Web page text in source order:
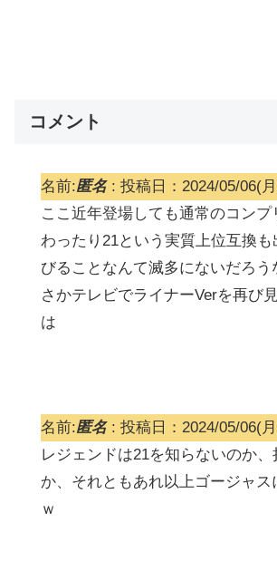
コメント
名前:匿名: 投稿日：2024/05/06(
ここ近年登場しても通常のコンプ
わったり21という実質上位互換
びることなんて滅多にないだろう
さかテレビでライナーVerを再び
は
名前:匿名: 投稿日：2024/05/06(
レジェンドは21を知らないのか
か、それともあれ以上ゴージャ
ｗ